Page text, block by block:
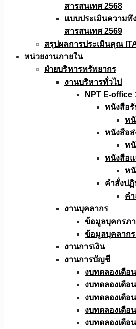
สารสนเทศ 2568
แบบประเมินความพึ
สารสนเทศ 2569
สรุปผลการประเมินคุณ
หน่วยงานภายใน
ฝ่ายบริหารทรัพยากร
งานบริหารทั่วไป
NPT E-office
หนังสือรั
ห
หนังสือ
ห
หนังสือแ
หนั
คำสั่งป
ค
งานบุคลากร
ข้อมูลบุคกรภ
ข้อมูลบุคลากร
งานการเงิน
งานการบัญชี
งบทดลองเดือ
งบทดลองเดือ
งบทดลองเดือ
งบทดลองเดือ
งบทดลองเดือ